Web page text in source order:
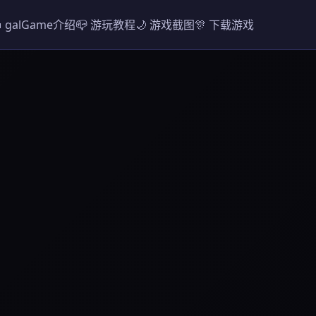
galGame介绍📪 游玩教程🌙 游戏截图🎊 下载游戏